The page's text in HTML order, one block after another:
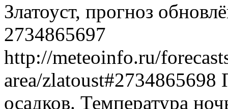
Златоуст, прогноз
2734865697
http://meteoinfo.ru/
area/zlatoust#2734865698
осадков. Температура